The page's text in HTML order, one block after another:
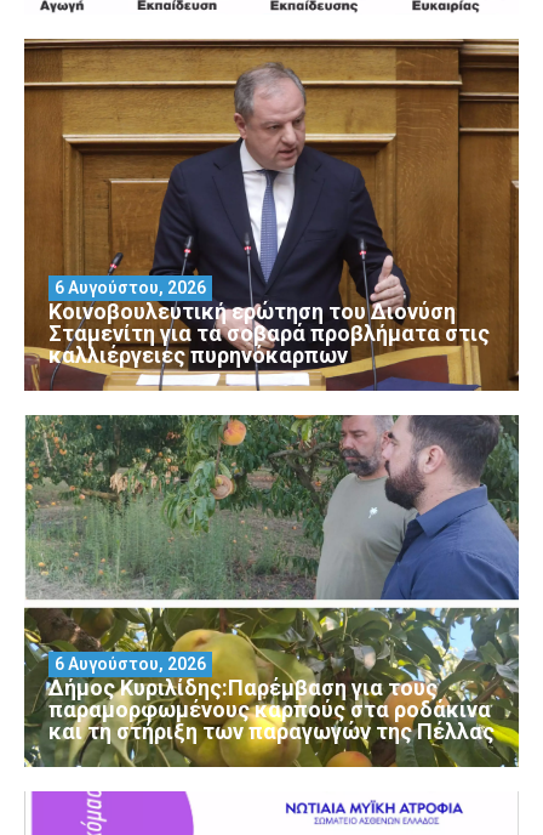
Κοινοβουλευτική ερώτηση του Διονύση
Σταμενίτη για τα σοβαρά προβλήματα στις
καλλιέργειες πυρηνόκαρπων
6 Αυγούστου, 2026
Δήμος Κυριλίδης:Παρέμβαση για τους
παραμορφωμένους καρπούς στα ροδάκινα
και τη στήριξη των παραγωγών της Πέλλας
6 Αυγούστου, 2026